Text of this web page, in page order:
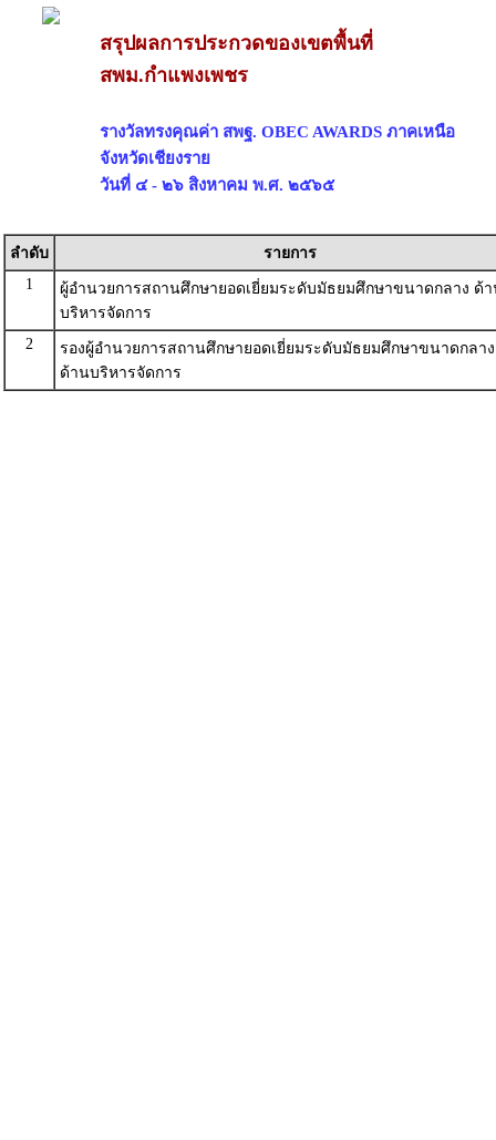
สรุปผลการประกวดของเขตพื้นที่
สพม.กำแพงเพชร
รางวัลทรงคุณค่า สพฐ. OBEC AWARDS ภาคเหนือ
จังหวัดเชียงราย
วันที่ ๔ - ๒๖ สิงหาคม พ.ศ. ๒๕๖๕
ลำดับ
รายการ
1
ผู้อำนวยการสถานศึกษายอดเยี่ยมระดับมัธยมศึกษาขนาดกลาง ด้
บริหารจัดการ
2
รองผู้อำนวยการสถานศึกษายอดเยี่ยมระดับมัธยมศึกษาขนาดกลาง
ด้านบริหารจัดการ